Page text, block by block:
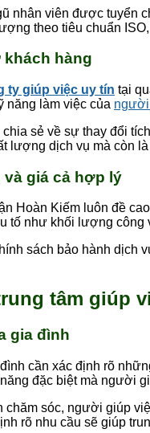
viên được tuyển
theo tiêu chuẩn
khách hàng
ty giúp việc uy tín tại
năng làm việc của
sẻ về sự thay đổi
lượng dịch vụ mà còn
giá cả hợp lý
Hoàn Kiếm luôn đề
tố như khối lượng
sách bảo hành
tâm giúp
gia đình
cần xác định rõ
đặc biệt mà người
sóc, người giúp
rõ nhu cầu sẽ giúp